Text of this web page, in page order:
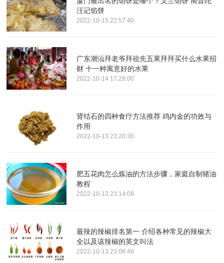
汪记馅饼
2022-10-15 22:57:40
广东潮汕拜老爷拜祖先五果拜拜买什么水果招
财 十一种寓意好的水果
2022-10-14 17:28:00
肾结石的四种食疗方法推荐 鸡内金的功效与
作用
2022-10-13 23:20:30
肥五花肉怎么炼油的方法步骤，家庭自制猪油
教程
2022-10-13 23:14:09
最辣的辣椒排名第一 介绍各种常见的辣椒大
全以及该辣椒的英文叫法
2022-10-13 23:08:48